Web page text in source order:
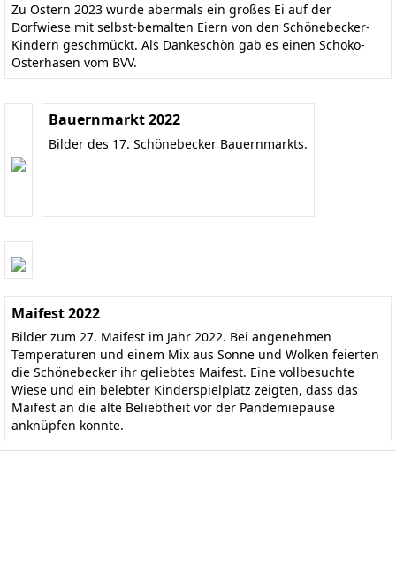
Zu Ostern 2023 wurde abermals ein großes Ei auf der
Dorfwiese mit selbst-bemalten Eiern von den Schönebecker-
Kindern geschmückt. Als Dankeschön gab es einen Schoko-
Osterhasen vom BVV.
Bauernmarkt 2022
Bilder des 17. Schönebecker Bauernmarkts.
Maifest 2022
Bilder zum 27. Maifest im Jahr 2022. Bei angenehmen
Temperaturen und einem Mix aus Sonne und Wolken feierten
die Schönebecker ihr geliebtes Maifest. Eine vollbesuchte
Wiese und ein belebter Kinderspielplatz zeigten, dass das
Maifest an die alte Beliebtheit vor der Pandemiepause
anknüpfen konnte.